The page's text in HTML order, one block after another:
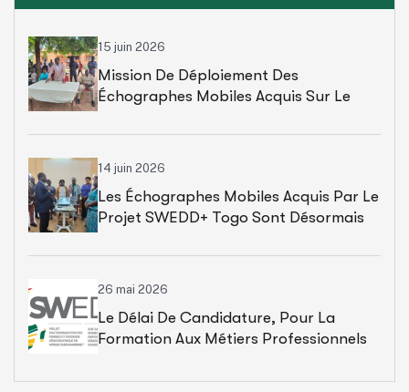
15 juin 2026
Mission De Déploiement Des
Échographes Mobiles Acquis Sur Le
Centrale Et Kara
14 juin 2026
Les Échographes Mobiles Acquis Par Le
Projet SWEDD+ Togo Sont Désormais
Santé D’Assahoun, Agou Et Kamina
26 mai 2026
Le Délai De Candidature, Pour La
Formation Aux Métiers Professionnels
Reporté Au 20 Juin